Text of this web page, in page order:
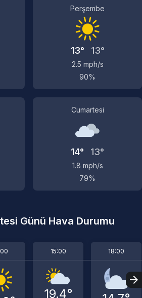
Perşembe
13° 13°
2.5 mph/s
90%
Cumartesi
14° 13°
1.8 mph/s
79%
Günü Hava Durumu
15:00
19.4°
18:00